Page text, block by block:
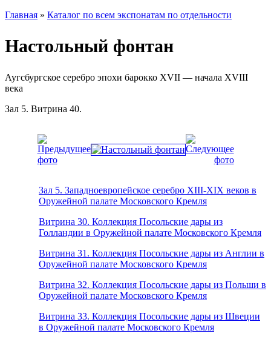
Главная » Каталог по всем экспонатам по отдельности
Настольный фонтан
Аугсбургское серебро эпохи барокко XVII — начала XVIII
века
Зал 5. Витрина 40.
Зал 5. Западноевропейское серебро XIII-XIX веков в
Оружейной палате Московского Кремля
Витрина 30. Коллекция Посольские дары из
Голландии в Оружейной палате Московского Кремля
Витрина 31. Коллекция Посольские дары из Англии в
Оружейной палате Московского Кремля
Витрина 32. Коллекция Посольские дары из Польши в
Оружейной палате Московского Кремля
Витрина 33. Коллекция Посольские дары из Швеции
в Оружейной палате Московского Кремля